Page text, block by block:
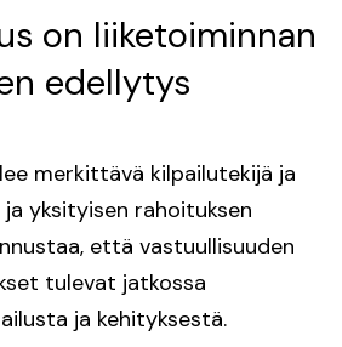
on liiketoiminnan
edellytys
merkittävä kilpailutekijä ja
yksityisen rahoituksen
että vastuullisuuden
tulevat jatkossa
ja kehityksestä.